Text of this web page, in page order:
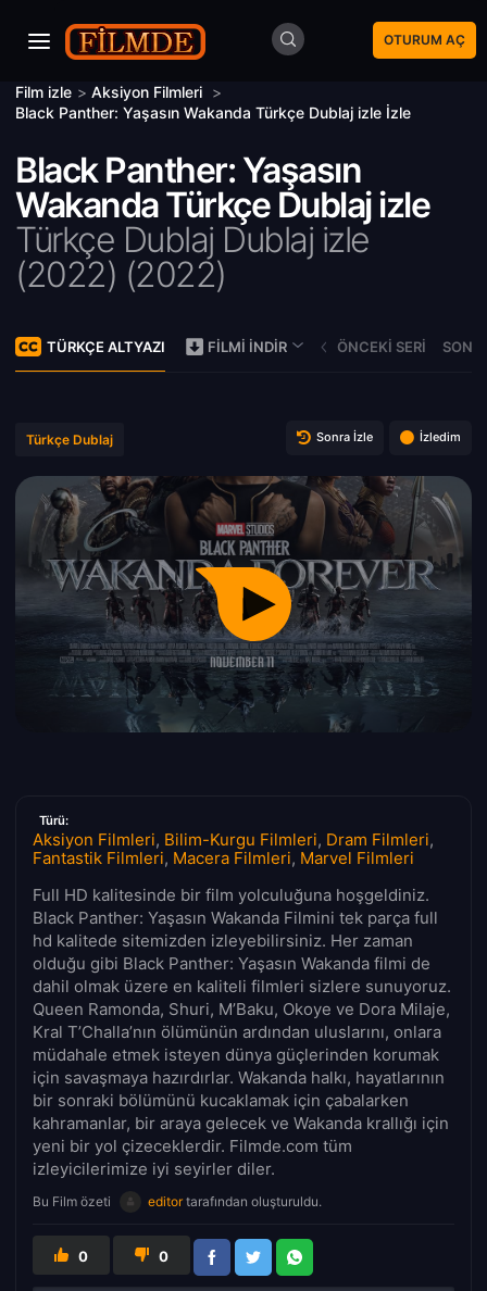
OTURUM AÇ
Film izle > Aksiyon Filmleri >
Black Panther: Yaşasın Wakanda Türkçe Dublaj izle İzle
Black Panther: Yaşasın
Wakanda Türkçe Dublaj izle
Türkçe Dublaj Dublaj izle
(2022) (2022)
TÜRKÇE ALTYAZI FILMI İNDIR ÖNCEKI SERI
Türkçe Dublaj Sonra İzle İzledim
Türü:
Aksiyon Filmleri, Bilim-Kurgu Filmleri, Dram Filmleri,
Fantastik Filmleri, Macera Filmleri, Marvel Filmleri
Full HD kalitesinde bir film yolculuğuna hoşgeldiniz.
Black Panther: Yaşasın Wakanda Filmini tek parça full
hd kalitede sitemizden izleyebilirsiniz. Her zaman
olduğu gibi Black Panther: Yaşasın Wakanda filmi de
dahil olmak üzere en kaliteli filmleri sizlere sunuyoruz.
Queen Ramonda, Shuri, M’Baku, Okoye ve Dora Milaje,
Kral T’Challa’nın ölümünün ardından uluslarını, onlara
müdahale etmek isteyen dünya güçlerinden korumak
için savaşmaya hazırdırlar. Wakanda halkı, hayatlarının
bir sonraki bölümünü kucaklamak için çabalarken
kahramanlar, bir araya gelecek ve Wakanda krallığı için
yeni bir yol çizeceklerdir. Filmde.com tüm
izleyicilerimize iyi seyirler diler.
Bu Film özeti editortarafından oluşturuldu.
0 0